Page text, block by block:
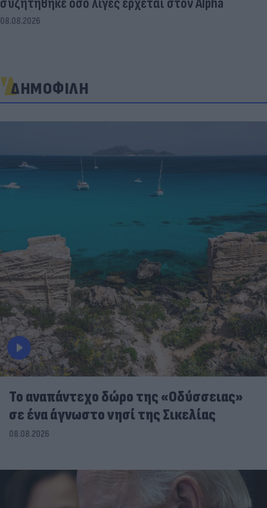
08.08.2026
ΔΗΜΟΦΙΛΗ
To αναπάντεχο δώρο της «Οδύσσειας»
σε ένα άγνωστο νησί της Σικελίας
08.08.2026